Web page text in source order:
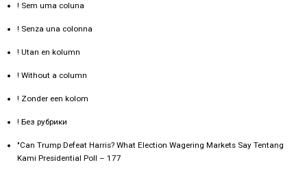
! Sem uma coluna
! Senza una colonna
! Utan en kolumn
! Without a column
! Zonder een kolom
! Без рубрики
"Can Trump Defeat Harris? What Election Wagering Markets Say Tentang
Kami Presidential Poll – 177